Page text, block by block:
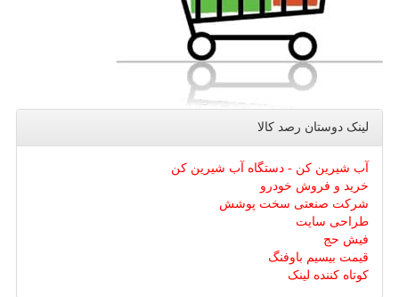
لینک دوستان رصد كالا
آب شیرین کن - دستگاه آب شیرین کن
خرید و فروش خودرو
شرکت صنعتی سخت پوشش
طراحی سایت
فیش حج
قیمت بیسیم باوفنگ
کوتاه کننده لینک